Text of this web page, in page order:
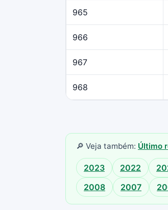
965
966
967
968
🔎 Veja também: Último
2023 2022
2008
2007